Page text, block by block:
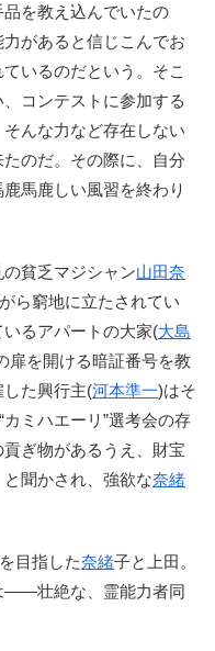
を教え込んでいたの
があると信じこんでお
いるのだという。そこ
コンテストに参加する
んな力など存在しない
のだ。その際に、自分
馬鹿しい風習を終わり
貧乏マジシャン山田奈
ら窮地に立たされてい
るアパートの大家(大島
扉を開ける暗証番号を教
した興行主(河本準一)はそ
カミハエーリ”選考会の存
貢ぎ物があるうえ、財宝
聞かされ、強欲な奈緒
目指した奈緒子と上田。
――壮絶な、霊能力者同